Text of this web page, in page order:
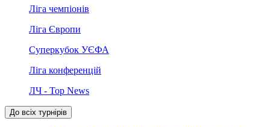
Ліга чемпіонів
Ліга Європи
Суперкубок УЄФА
Ліга конференцій
ЛЧ - Top News
До всіх турнірів